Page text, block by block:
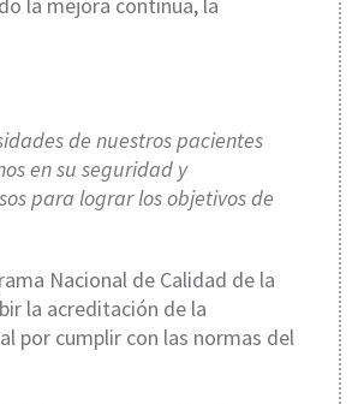
de nuestros pacientes
en su seguridad y
para lograr los objetivos de
Nacional de Calidad de la
la acreditación de la
por cumplir con las normas del